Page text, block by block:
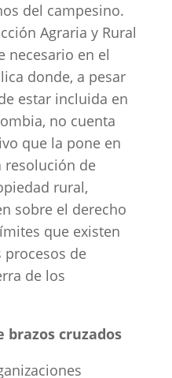
del campesino.
Agraria y Rural
necesario en el
donde, a pesar
estar incluida en
no cuenta
que la pone en
resolución de
rural,
sobre el derecho
que existen
de
de los
brazos cruzados